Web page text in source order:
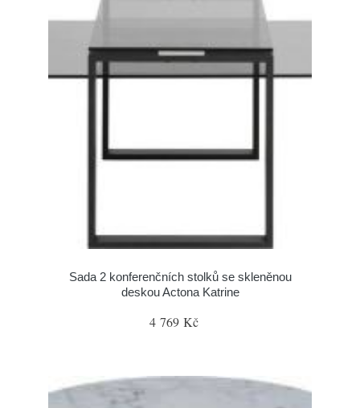
Sada 2 konferenčních stolků se skleněnou
deskou Actona Katrine
4 769 Kč